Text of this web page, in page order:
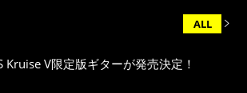
ALL
Kruise V限定版ギターが発売決定！